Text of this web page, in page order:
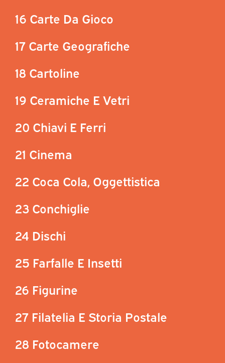
16 Carte Da Gioco
17 Carte Geografiche
18 Cartoline
19 Ceramiche E Vetri
20 Chiavi E Ferri
21 Cinema
22 Coca Cola, Oggettistica
23 Conchiglie
24 Dischi
25 Farfalle E Insetti
26 Figurine
27 Filatelia E Storia Postale
28 Fotocamere